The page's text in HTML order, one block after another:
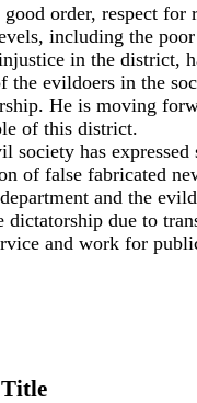
good order, respect for
including the poor
in the district,
the evildoers in the
He is moving
of this district.
society has expressed
of false fabricated
and the
dictatorship due to
and work for